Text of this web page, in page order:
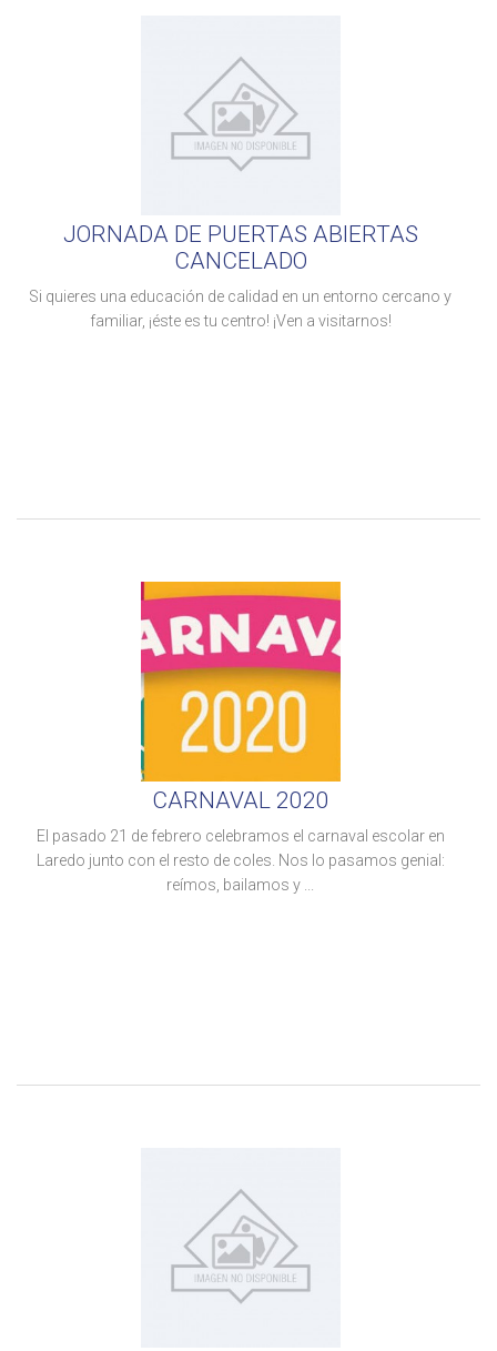
JORNADA DE PUERTAS ABIERTAS
CANCELADO
Si quieres una educación de calidad en un entorno cercano y
familiar, ¡éste es tu centro! ¡Ven a visitarnos!
CARNAVAL 2020
El pasado 21 de febrero celebramos el carnaval escolar en
Laredo junto con el resto de coles. Nos lo pasamos genial:
reímos, bailamos y ...